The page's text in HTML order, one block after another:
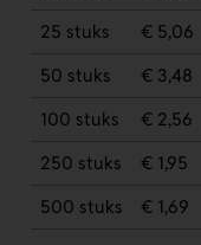
25 stuks
€ 5,06
50 stuks
€ 3,48
100 stuks
€ 2,56
250 stuks
€ 1,95
500 stuks
€ 1,69